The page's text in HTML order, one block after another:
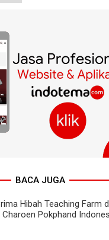
BACA JUGA
Hibah Teaching Farm
Charoen Pokphand